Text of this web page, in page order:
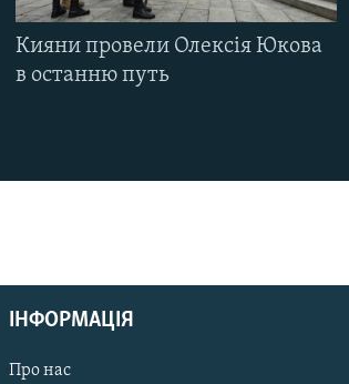
Кияни провели Олексія Юкова
в останню путь
ІНФОРМАЦІЯ
Про нас